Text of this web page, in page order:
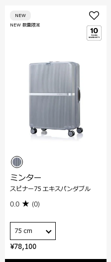
¥78,100
NEW 数量限定
NEW
ミンター
スピナー75 エキスパンダブル
0.0 (0)
75 cm